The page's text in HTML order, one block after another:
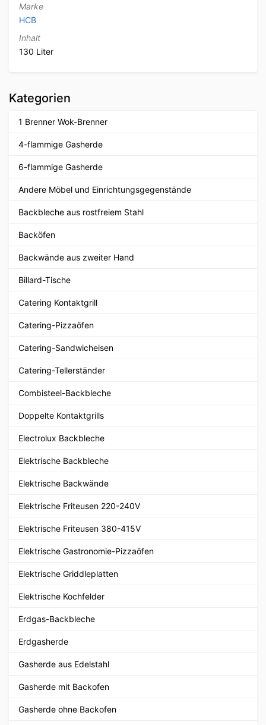
Marke
HCB
Inhalt
130 Liter
Kategorien
1 Brenner Wok-Brenner
4-flammige Gasherde
6-flammige Gasherde
Andere Möbel und Einrichtungsgegenstände
Backbleche aus rostfreiem Stahl
Backöfen
Backwände aus zweiter Hand
Billard-Tische
Catering Kontaktgrill
Catering-Pizzaöfen
Catering-Sandwicheisen
Catering-Tellerständer
Combisteel-Backbleche
Doppelte Kontaktgrills
Electrolux Backbleche
Elektrische Backbleche
Elektrische Backwände
Elektrische Friteusen 220-240V
Elektrische Friteusen 380-415V
Elektrische Gastronomie-Pizzaöfen
Elektrische Griddleplatten
Elektrische Kochfelder
Erdgas-Backbleche
Erdgasherde
Gasherde aus Edelstahl
Gasherde mit Backofen
Gasherde ohne Backofen